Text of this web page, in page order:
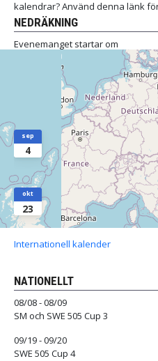
kalendrar? Använd denna länk
NEDRÄKNING
Evenemanget startar om
SM och SWE 505 Cup 3
INTERNATIONELLT
4
sep
Nordiska mästerskapen,
Nyköbing, DEN
09/04- 09/06
23
okt
Euro Cup 4, L'Estartit, SPA
10/23-10/25
Internationell kalender
NATIONELLT
08/08 - 08/09
SM och SWE 505 Cup 3
09/19 - 09/20
SWE 505 Cup 4